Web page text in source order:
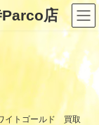
店
トゴールド 買取